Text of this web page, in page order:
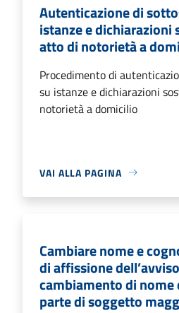
Autenticazione di
istanze e
atto di notorietà a
Procedimento di
su istanze e dichiarazioni
notorietà a domicilio
VAI ALLA PAGINA
Cambiare nome e
di affissione
cambiamento di
parte di soggetto